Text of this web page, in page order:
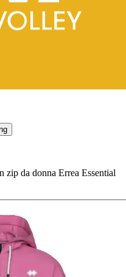
zip da donna Errea Essential